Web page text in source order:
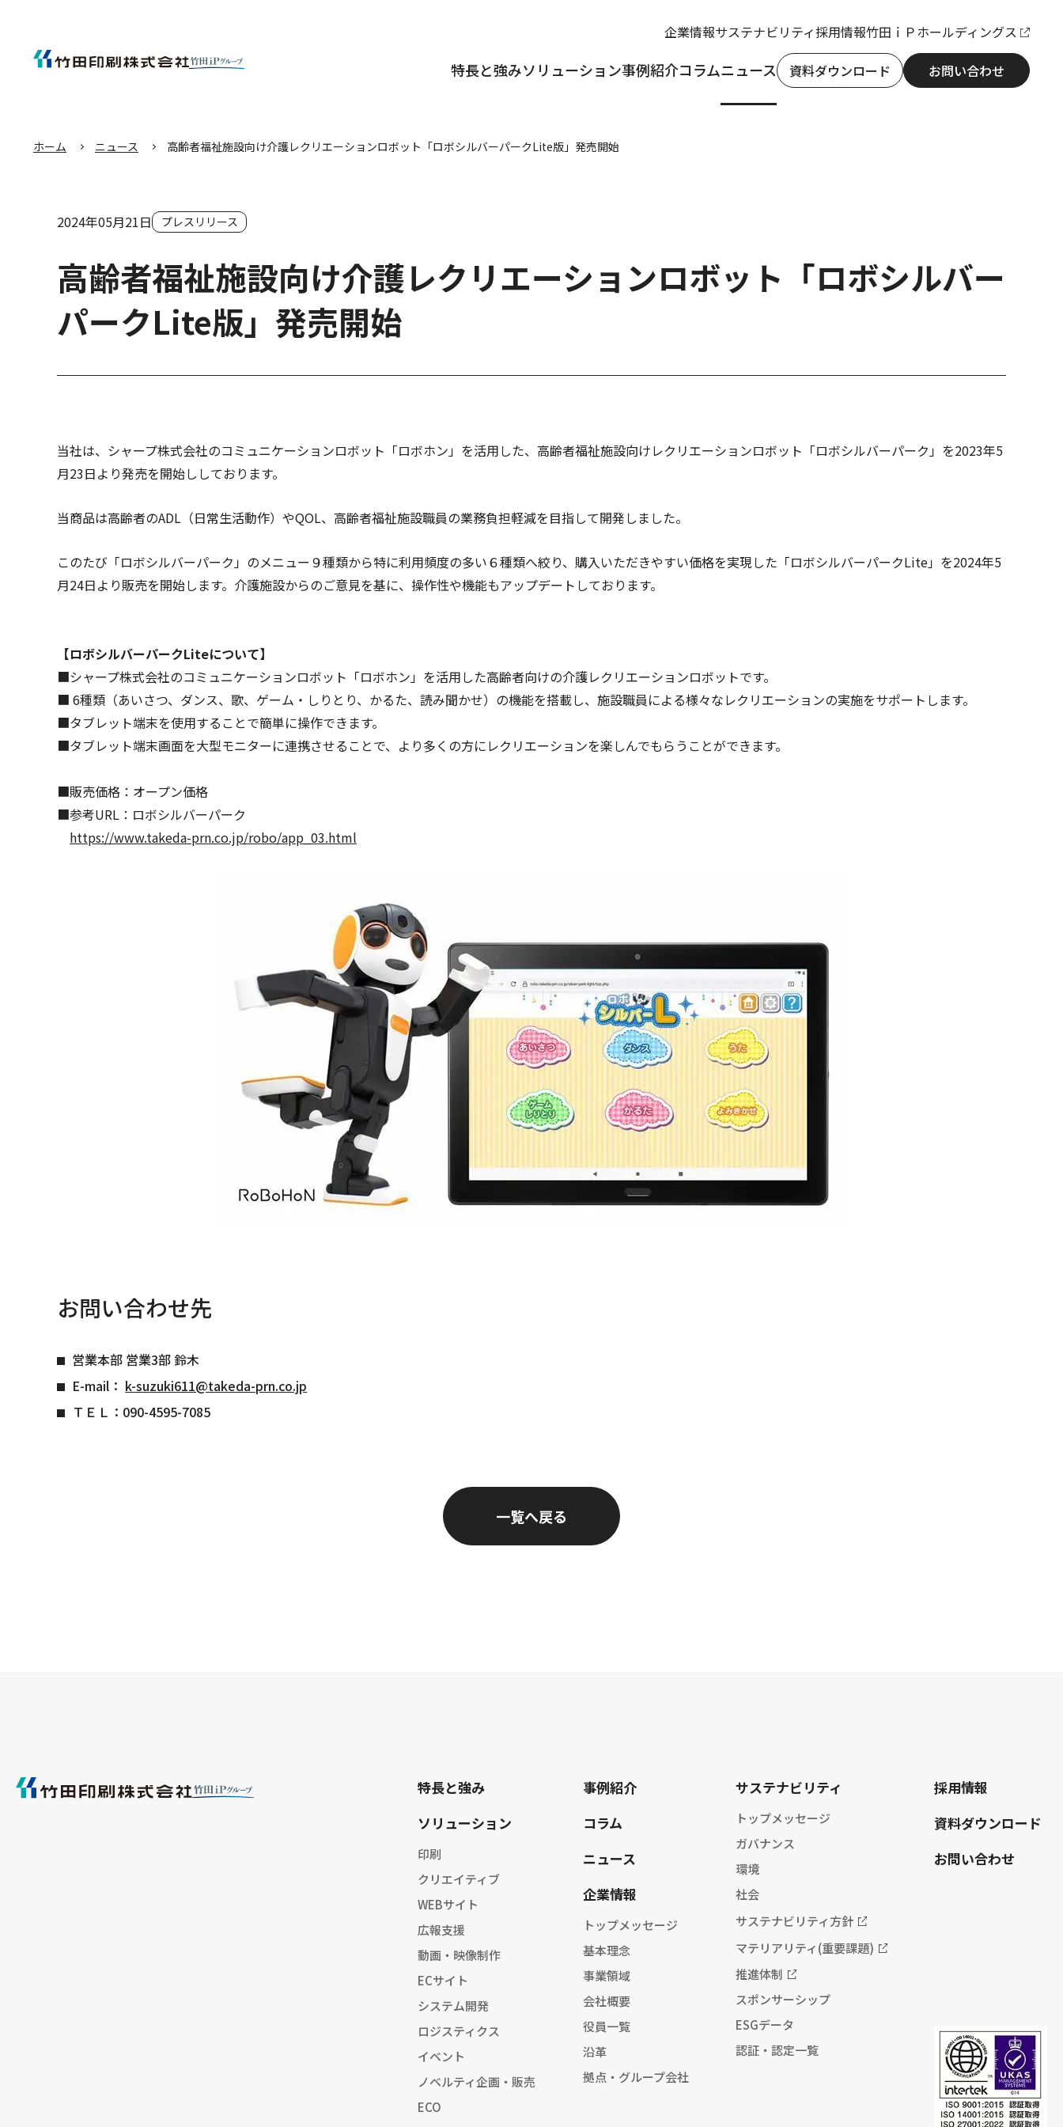
企業情報サステナビリティ採用情報竹田ｉＰホールディングス
特長と強みソリューション事例紹介コラムニュース 資料ダウンロード お問い合わせ
ホーム ニュース 高齢者福祉施設向け介護レクリエーションロボット「ロボシルバーパークLite版」発売開始
2024年05月21日 プレスリリース
高齢者福祉施設向け介護レクリエーションロボット「ロボシルバー
パークLite版」発売開始
当社は、シャープ株式会社のコミュニケーションロボット「ロボホン」を活用した、高齢者福祉施設向けレクリエーションロボット「ロボシルバーパーク」を2023年5
月23日より発売を開始ししております。
当商品は高齢者のADL（日常生活動作）やQOL、高齢者福祉施設職員の業務負担軽減を目指して開発しました。
このたび「ロボシルバーパーク」のメニュー９種類から特に利用頻度の多い６種類へ絞り、購入いただきやすい価格を実現した「ロボシルバーパークLite」を2024年5
月24日より販売を開始します。介護施設からのご意見を基に、操作性や機能もアップデートしております。
【ロボシルバーパークLiteについて】
■シャープ株式会社のコミュニケーションロボット「ロボホン」を活用した高齢者向けの介護レクリエーションロボットです。
■ 6種類（あいさつ、ダンス、歌、ゲーム・しりとり、かるた、読み聞かせ）の機能を搭載し、施設職員による様々なレクリエーションの実施をサポートします。
■タブレット端末を使用することで簡単に操作できます。
■タブレット端末画面を大型モニターに連携させることで、より多くの方にレクリエーションを楽しんでもらうことができます。
■販売価格：オープン価格
■参考URL：ロボシルバーパーク
https://www.takeda-prn.co.jp/robo/app_03.html
お問い合わせ先
営業本部 営業3部 鈴木
E-mail： k-suzuki611@takeda-prn.co.jp
ＴＥＬ：090-4595-7085
一覧へ戻る
特長と強み
ソリューション
印刷
クリエイティブ
WEBサイト
広報支援
動画・映像制作
ECサイト
システム開発
ロジスティクス
イベント
ノベルティ企画・販売
ECO
事例紹介
コラム
ニュース
企業情報
トップメッセージ
基本理念
事業領域
会社概要
役員一覧
沿革
拠点・グループ会社
サステナビリティ
トップメッセージ
ガバナンス
環境
社会
サステナビリティ方針
マテリアリティ(重要課題)
推進体制
スポンサーシップ
ESGデータ
認証・認定一覧
採用情報
資料ダウンロード
お問い合わせ